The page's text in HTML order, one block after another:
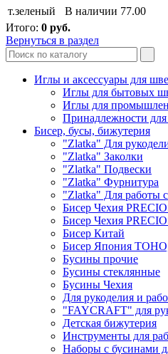
т.зеленый
В наличии 77.00
Итого: 0 руб.
Вернуться в раздел
Иглы и аксессуары для
Иглы для бытовых
Иглы для
Принадлежности
Бисер, бусы, бижутерия
"Zlatka" Для
"Zlatka" Заколки
"Zlatka" Подвески
"Zlatka" Фурнитура
"Zlatka" Для работы
Бисер Чехия
Бисер Чехия
Бисер Китай
Бисер Япония
Бусины прочие
Бусины стеклянные
Бусины Чехия
Для рукоделия и
"FAYCRAFT" для
Детская бижутерия
Инструменты для
Наборы с бусинами